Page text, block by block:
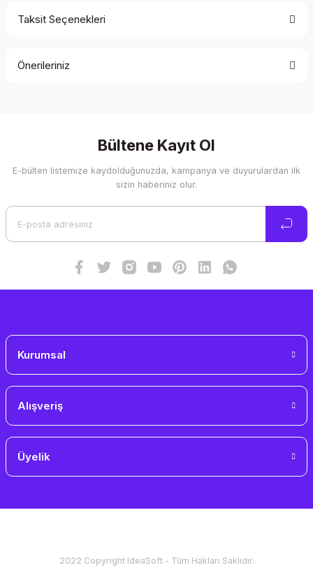
Taksit Seçenekleri
Önerileriniz
Görüş ve önerileriniz için teşekkür ederiz.
Ürün resmi kalitesiz, bozuk veya görüntülenemiyor.
Bültene Kayıt Ol
E-bülten listemize kaydolduğunuzda, kampanya ve duyurulardan ilk
sizin haberiniz olur.
Kurumsal
Alışveriş
Üyelik
2022 Copyright IdeaSoft - Tüm Hakları Saklıdır.